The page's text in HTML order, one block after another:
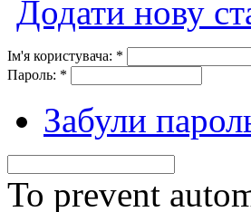
Додати нову
Ім'я користувача: *
Пароль: *
Забули
To prevent